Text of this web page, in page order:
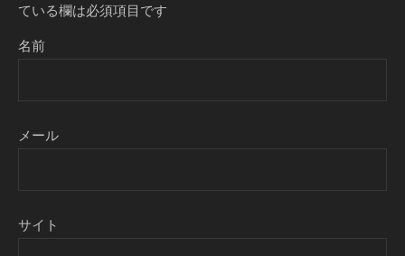
ている欄は必須項目です
名前
メール
サイト